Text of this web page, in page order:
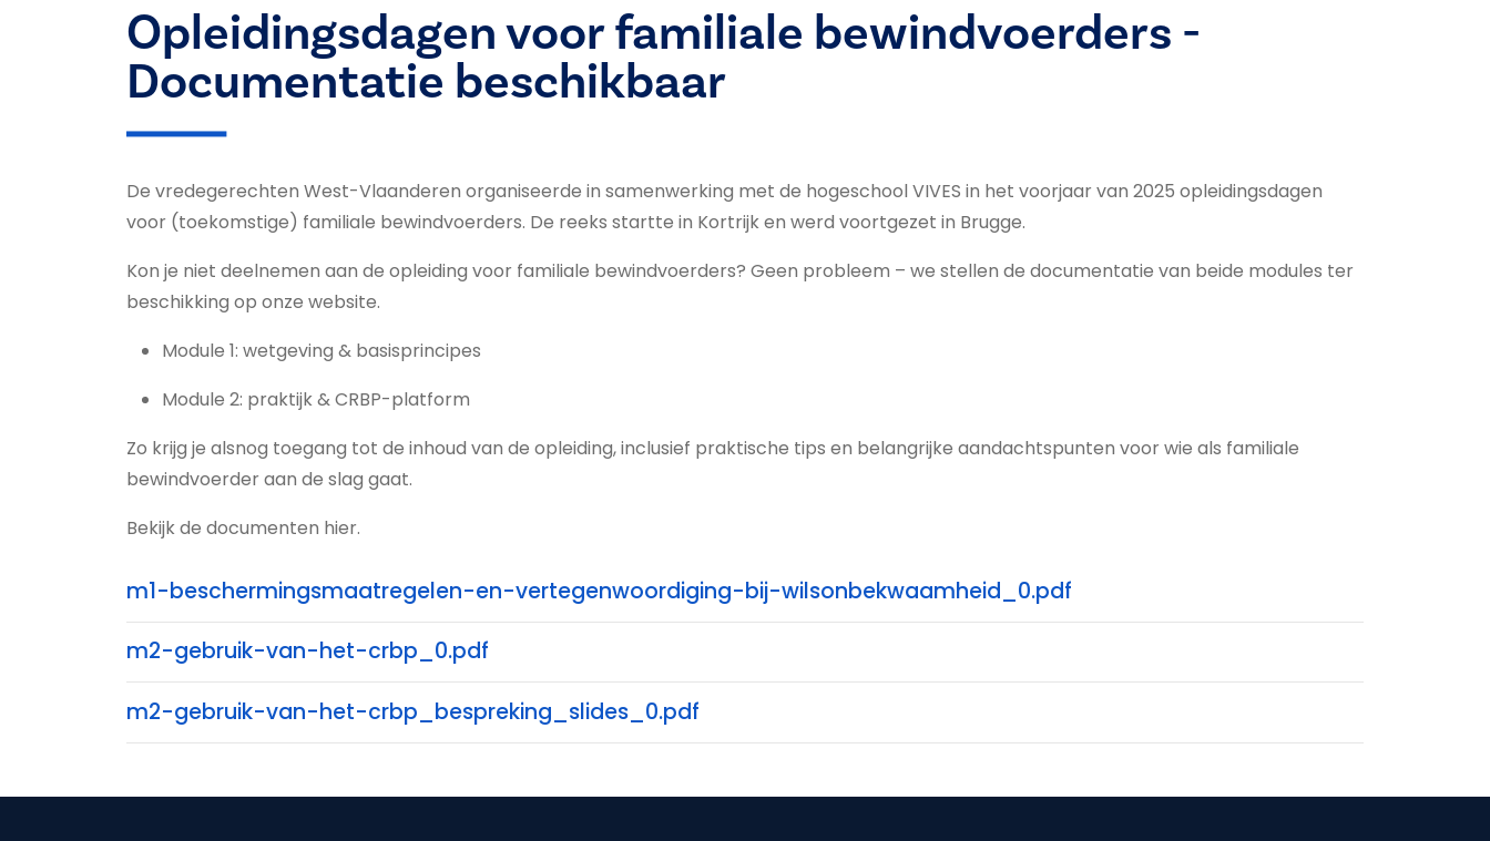
Opleidingsdagen voor familiale bewindvoerders -
Documentatie beschikbaar
De vredegerechten West-Vlaanderen organiseerde in samenwerking met de hogeschool VIVES in het voorjaar van 2025 opleidingsdagen
voor (toekomstige) familiale bewindvoerders. De reeks startte in Kortrijk en werd voortgezet in Brugge.
Kon je niet deelnemen aan de opleiding voor familiale bewindvoerders? Geen probleem – we stellen de documentatie van beide modules ter
beschikking op onze website.
Module 1: wetgeving & basisprincipes
Module 2: praktijk & CRBP-platform
Zo krijg je alsnog toegang tot de inhoud van de opleiding, inclusief praktische tips en belangrijke aandachtspunten voor wie als familiale
bewindvoerder aan de slag gaat.
Bekijk de documenten hier.
m1-beschermingsmaatregelen-en-vertegenwoordiging-bij-wilsonbekwaamheid_0.pdf
m2-gebruik-van-het-crbp_0.pdf
m2-gebruik-van-het-crbp_bespreking_slides_0.pdf